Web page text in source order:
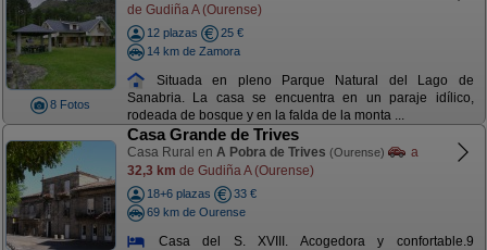
8 Fotos
de Gudiña A (Ourense)
12 plazas
25 €
14 km de Zamora
Situada en pleno Parque Natural del Lago de
Sanabria. La casa se encuentra en un paraje idílico,
rodeada de bosque y en la falda de la monta ...
Casa Grande de Trives
Casa Rural en A Pobra de Trives (Ourense)
a
32,3 km de Gudiña A (Ourense)
18+6 plazas
33 €
69 km de Ourense
Casa del S. XVIII. Acogedora y confortable.9